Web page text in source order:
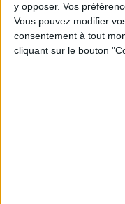
y opposer. Vos
Vous pouvez modifier
consentement à tout
cliquant sur le bouton